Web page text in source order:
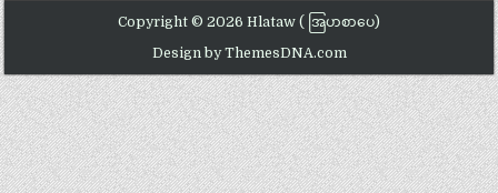
Copyright © 2026 Hlataw ( အြပာစာပေ)
Design by ThemesDNA.com